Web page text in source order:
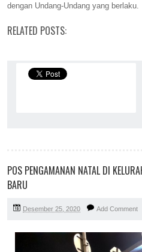
dengan Undang-Undang yang berlaku.
RELATED POSTS:
POS PENGAMANAN NATAL DI
BARU
Desember 25, 2020 Add Comment